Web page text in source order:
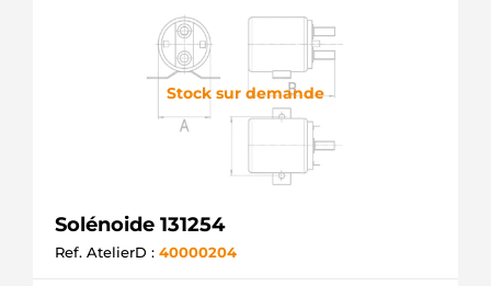
Stock sur demande
Solénoide 131254
Ref. AtelierD : 40000204